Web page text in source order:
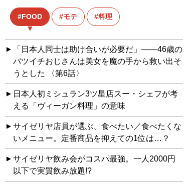
FOOD モテ 料理
「日本人同士は助け合いが必要だ」――46歳の
バツイチおじさんは美女を魔の手から救い出そ
うとした 〈第6話〉
日本人初ミシュラン3ツ星店スー・シェフが考
える「ヴィーガン料理」の意味
サイゼリヤ店員が選ぶ、食べたい／食べたくな
いメニュー。定番商品を抑えての1位は…？
サイゼリヤ飲み会がコスパ最強。一人2000円
以下で実質飲み放題!?